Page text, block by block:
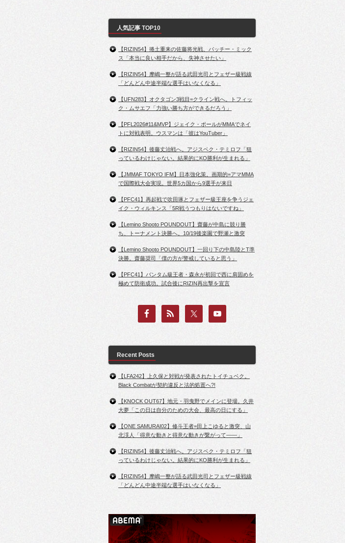
人気記事 TOP10
【RIZIN54】捲土重来の佐藤将光戦、パッチー・ミック
ス「本当に良い相手だから、失神させたい」
【RIZIN54】摩嶋一整が語る武田光司とフェザー級戦線
「どんどん中途半端な選手はいなくなる」
【UFN283】オクタゴン3戦目=クライン戦へ。トフィッ
ク・ムサエフ「力強い勝ち方ができるだろう」
【PFL2026#11&MVP】ジェイク・ポールがMMAでネイ
トに対戦表明。ウスマンは「彼はYouTuber」
【RIZIN54】後藤丈治戦へ。アジスベク・テミロフ「狙
っているわけじゃない。結果的にKO勝利が生まれる」
【JMMAF TOKYO IFM】日本強化策。画期的=アマMMA
で国際戦大会実現。世界5カ国から9選手が来日
【PFC41】再起戦で吹田琢とフェザー級王座を争うジェ
イク・ウィルキンス「5R戦うつもりはないですね」
【Lemino Shooto POUNDOUT】齋藤が中島に競り勝
ち、トーナメント決勝へ。10/19後楽園で野瀬と激突
【Lemino Shooto POUNDOUT】一回り下の中島陸とT準
決勝。齋藤奨司「僕の方が警戒していると思う」
【PFC41】バンタム級王者・森永が初回で西に肩固めを
極めて防衛成功。試合後にRIZIN再出撃を宣言
Recent Posts
【LFA242】上久保と対戦が発表されたトイチュベク。
Black Combatが契約違反と法的処置へ?!
【KNOCK OUT67】地元・羽曳野でメインに登場。久井
大夢「この日は自分のための大会、最高の日にする」
【ONE SAMURAI02】修斗王者=田上こゆると激突、山
北渓人「得意な動きと得意な動きが繋がって――」
【RIZIN54】後藤丈治戦へ。アジスベク・テミロフ「狙
っているわけじゃない。結果的にKO勝利が生まれる」
【RIZIN54】摩嶋一整が語る武田光司とフェザー級戦線
「どんどん中途半端な選手はいなくなる」